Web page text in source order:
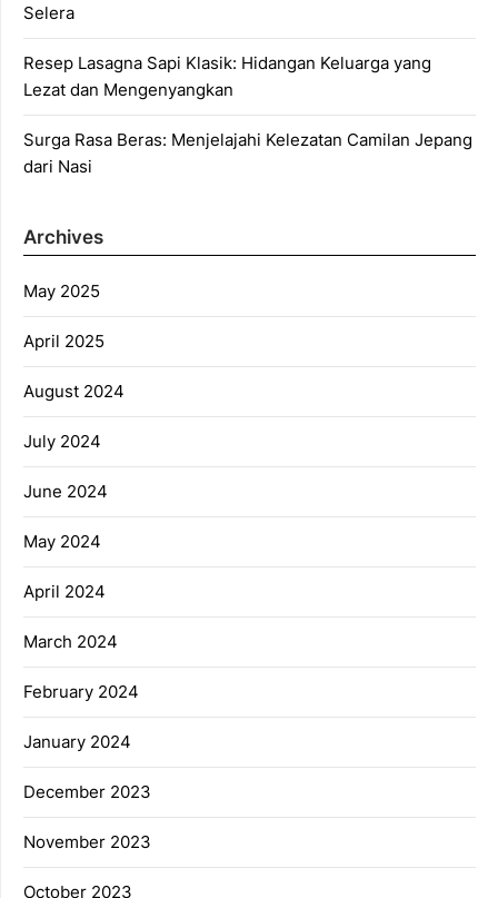
Selera
Resep Lasagna Sapi Klasik: Hidangan Keluarga yang
Lezat dan Mengenyangkan
Surga Rasa Beras: Menjelajahi Kelezatan Camilan Jepang
dari Nasi
Archives
May 2025
April 2025
August 2024
July 2024
June 2024
May 2024
April 2024
March 2024
February 2024
January 2024
December 2023
November 2023
October 2023